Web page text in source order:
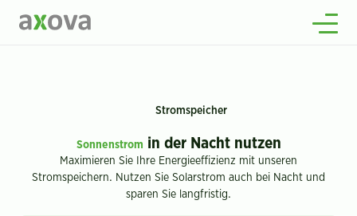
Stromspeicher
Sonnenstrom in der Nacht nutzen
Maximieren Sie Ihre Energieeffizienz mit unseren
Stromspeichern. Nutzen Sie Solarstrom auch bei Nacht und
sparen Sie langfristig.